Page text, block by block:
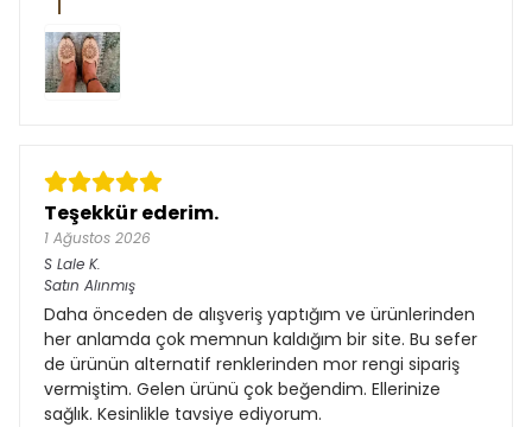
Teşekkür ederim.
1 Ağustos 2026
S Lale K.
Satın Alınmış
Daha önceden de alışveriş yaptığım ve ürünlerinden
her anlamda çok memnun kaldığım bir site. Bu sefer
de ürünün alternatif renklerinden mor rengi sipariş
vermiştim. Gelen ürünü çok beğendim. Ellerinize
sağlık. Kesinlikle tavsiye ediyorum.